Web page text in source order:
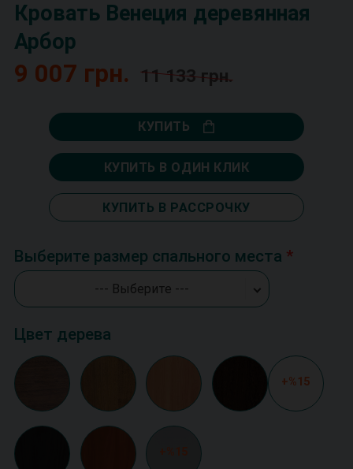
Кровать Венеция деревянная
Арбор
9 007 грн. 11 133 грн.
КУПИТЬ
КУПИТЬ В ОДИН КЛИК
КУПИТЬ В РАССРОЧКУ
Выберите размер спального места
--- Выберите ---
Цвет дерева
+%15